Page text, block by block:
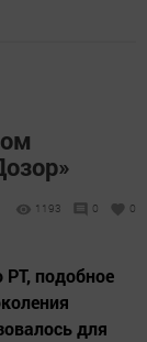
1193 0 0
подобное
для